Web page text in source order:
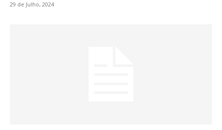
29 de Julho, 2024